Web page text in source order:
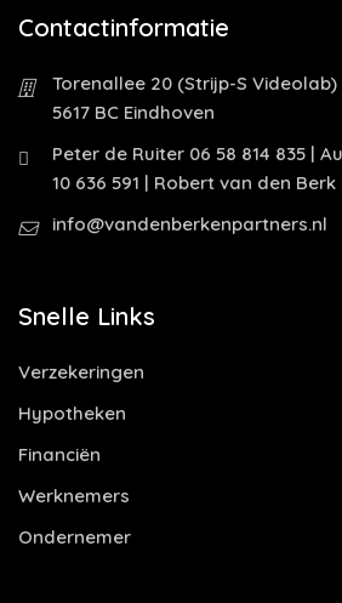
Contactinformatie
Torenallee 20 (Strijp-S Videolab)
5617 BC Eindhoven
Peter de Ruiter 06 58 814 835 |
10 636 591 | Robert van den Berk
info@vandenberkenpartners.nl
Snelle Links
Verzekeringen
Hypotheken
Financiën
Werknemers
Ondernemer